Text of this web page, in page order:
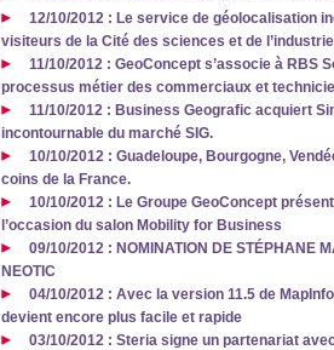
12/10/2012 : Le service de géolocalisation
visiteurs de la Cité des sciences et de
11/10/2012 : GeoConcept s’associe à RBS
processus métier des commerciaux et
11/10/2012 : Business Geografic acquiert
incontournable du marché SIG.
10/10/2012 : Guadeloupe, Bourgogne,
coins de la France.
10/10/2012 : Le Groupe GeoConcept
l’occasion du salon Mobility for Business
09/10/2012 : NOMINATION DE STÉPHANE
NEOTIC
04/10/2012 : Avec la version 11.5 de
devient encore plus facile et rapide
03/10/2012 : Steria signe un partenariat